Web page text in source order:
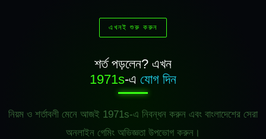
এখনই শুরু করুন
শর্ত পড়লেন? এখন
1971s-এ যোগ দিন
নিয়ম ও শর্তাবলী মেনে আজই 1971s-এ নিবন্ধন করুন এবং বাংলাদেশের সেরা
অনলাইন গেমিং অভিজ্ঞতা উপভোগ করুন।